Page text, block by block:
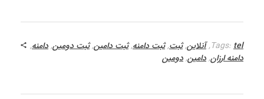
Tags:tel
,آنلاین,ثبت,ثبت دامنه,ثبت دامین,ثبت دومین,دامنه,
دامنه ارزان,دامین,دومین